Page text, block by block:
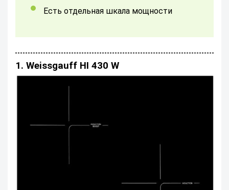
Есть отдельная шкала мощности
1. Weissgauff HI 430 W